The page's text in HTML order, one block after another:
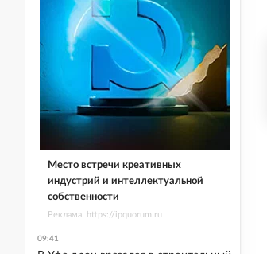
Место встречи креативных
индустрий и интеллектуальной
собственности
Реклама. https://ipquorum.ru
09:41